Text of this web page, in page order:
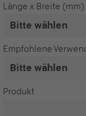
Länge x Breite (mm)
Empfohlene
Produkt